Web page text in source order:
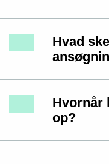
Hvad
Hvornår
op?